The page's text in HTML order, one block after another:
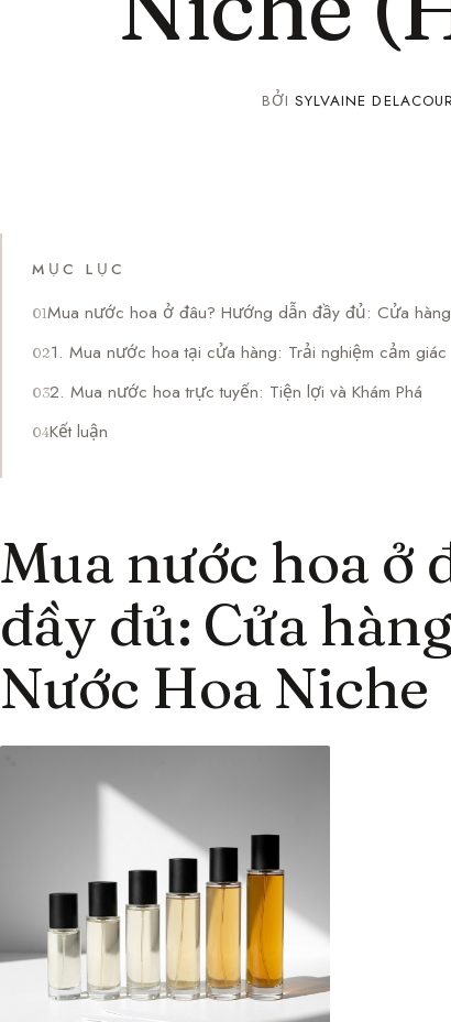
BỞI SYLVAINE
MỤC LỤC
Mua nước hoa ở đâu? Hướng dẫn đầy đủ: Cửa
1. Mua nước hoa tại cửa hàng: Trải nghiệm cảm giác
2. Mua nước hoa trực tuyến: Tiện lợi và Khám Phá
Kết luận
Mua nước hoa ở
đầy đủ: Cửa
Nước Hoa Niche